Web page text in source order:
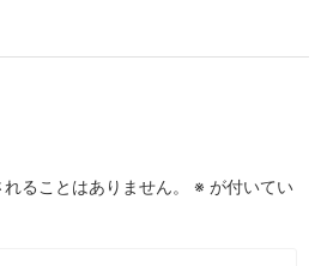
ることはありません。 ※ が付いてい